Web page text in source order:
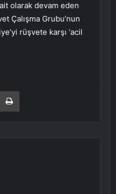
olarak devam eden
Çalışma Grubu’nun
rüşvete karşı ‘acil
ile paylaş Yazdır